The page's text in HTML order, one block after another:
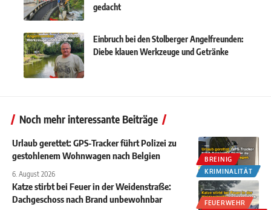
gedacht
Einbruch bei den Stolberger Angelfreunden:
Diebe klauen Werkzeuge und Getränke
Noch mehr interessante Beiträge
BREINIG
KRIMINALITÄT
Urlaub gerettet: GPS-Tracker führt Polizei zu
gestohlenem Wohnwagen nach Belgien
6. August 2026
FEUERWEHR
Katze stirbt bei Feuer in der Weidenstraße:
Dachgeschoss nach Brand unbewohnbar